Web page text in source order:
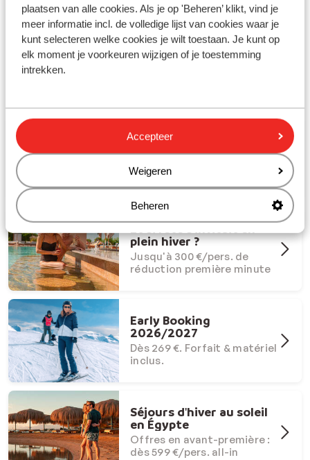
plaatsen van alle cookies. Als je op 'Beheren’ klikt, vind je
meer informatie incl. de volledige lijst van cookies waar je
kunt selecteren welke cookies je wilt toestaan. Je kunt op
elk moment je voorkeuren wijzigen of je toestemming
intrekken.
Accepteer
Weigeren
Beheren
Partez en vacances avec Sunweb !
Offres Dernière Chance
Offres last minute à ne pas
manquer
plein hiver ?
Jusqu'à 300 €/pers. de
réduction première minute
Early Booking
2026/2027
Dès 269 €. Forfait & matériel
inclus.
Séjours d'hiver au soleil
en Égypte
Offres en avant-première :
dès 599 €/pers. all-in